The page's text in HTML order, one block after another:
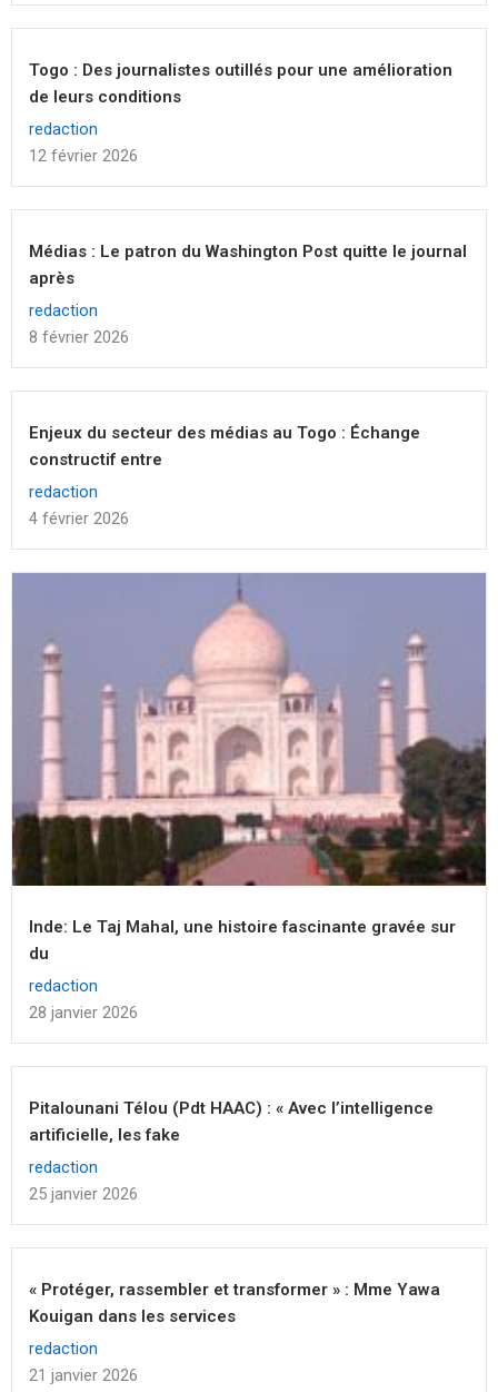
Togo : Des journalistes outillés pour une amélioration
de leurs conditions
redaction
12 février 2026
Médias : Le patron du Washington Post quitte le journal
après
redaction
8 février 2026
Enjeux du secteur des médias au Togo : Échange
constructif entre
redaction
4 février 2026
Inde: Le Taj Mahal, une histoire fascinante gravée sur
du
redaction
28 janvier 2026
Pitalounani Télou (Pdt HAAC) : « Avec l’intelligence
artificielle, les fake
redaction
25 janvier 2026
« Protéger, rassembler et transformer » : Mme Yawa
Kouigan dans les services
redaction
21 janvier 2026